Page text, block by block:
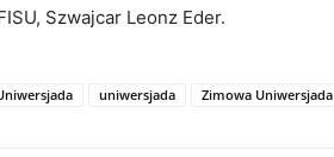
Szwajcar Leonz Eder.
uniwersjada Zimowa Uniwersjada